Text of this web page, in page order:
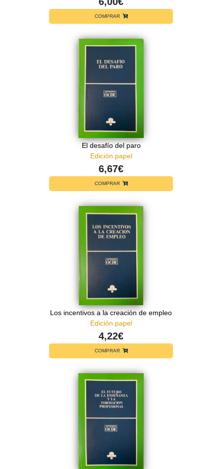
COMPRAR
El desafío del paro
Edición papel
6,67€
COMPRAR
Los incentivos a la creación de empleo
Edición papel
4,22€
COMPRAR